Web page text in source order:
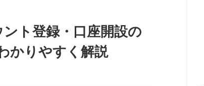
ト登録・口座開設の
かりやすく解説